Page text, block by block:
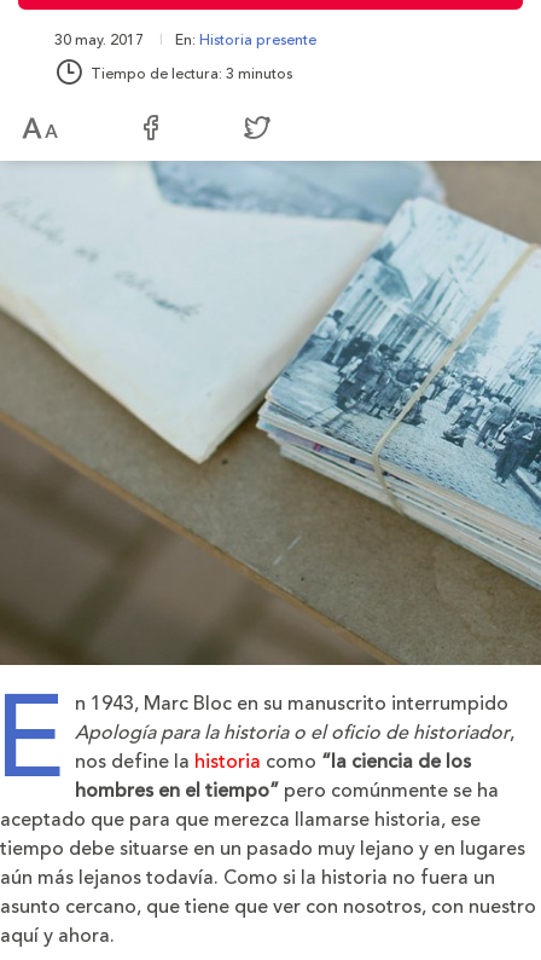
30 may. 2017 En: Historia presente
Tiempo de lectura: 3 minutos
n 1943, Marc Bloc en su manuscrito interrumpido
Apología para la historia o el oficio de historiador,
nos define la historia como “la ciencia de los
hombres en el tiempo” pero comúnmente se ha
aceptado que para que merezca llamarse historia, ese
tiempo debe situarse en un pasado muy lejano y en lugares
aún más lejanos todavía. Como si la historia no fuera un
asunto cercano, que tiene que ver con nosotros, con nuestro
aquí y ahora.